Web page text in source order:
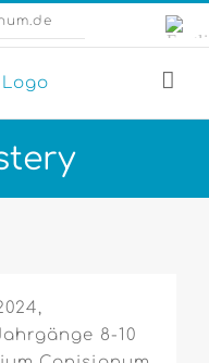
8-10